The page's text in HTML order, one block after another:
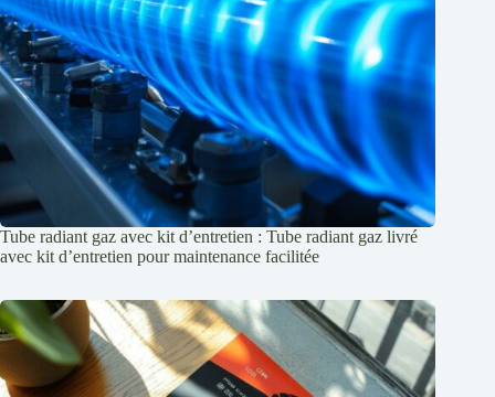
Tube radiant gaz avec kit d’entretien : Tube radiant gaz livré
avec kit d’entretien pour maintenance facilitée